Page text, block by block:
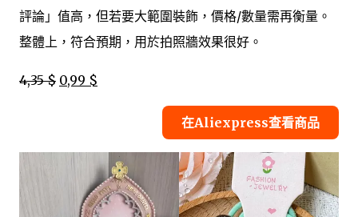
評論」值高，但若要大範圍裝飾，價格/數量需再衡量。
整體上，符合預期，用於拍照牆效果很好。
4,35 $ 0,99 $
在Aliexpress查看商品